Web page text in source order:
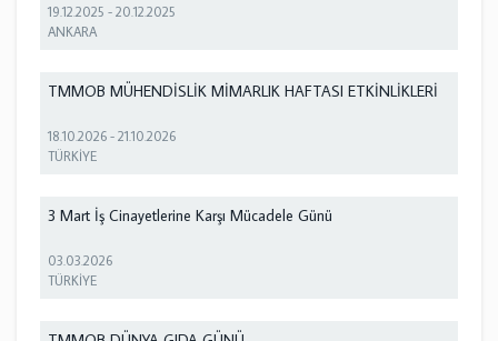
19.12.2025 -20.12.2025
ANKARA
TMMOB MÜHENDİSLİK MİMARLIK HAFTASI ETKİNLİKLERİ
18.10.2026 -21.10.2026
TÜRKİYE
3 Mart İş Cinayetlerine Karşı Mücadele Günü
03.03.2026
TÜRKİYE